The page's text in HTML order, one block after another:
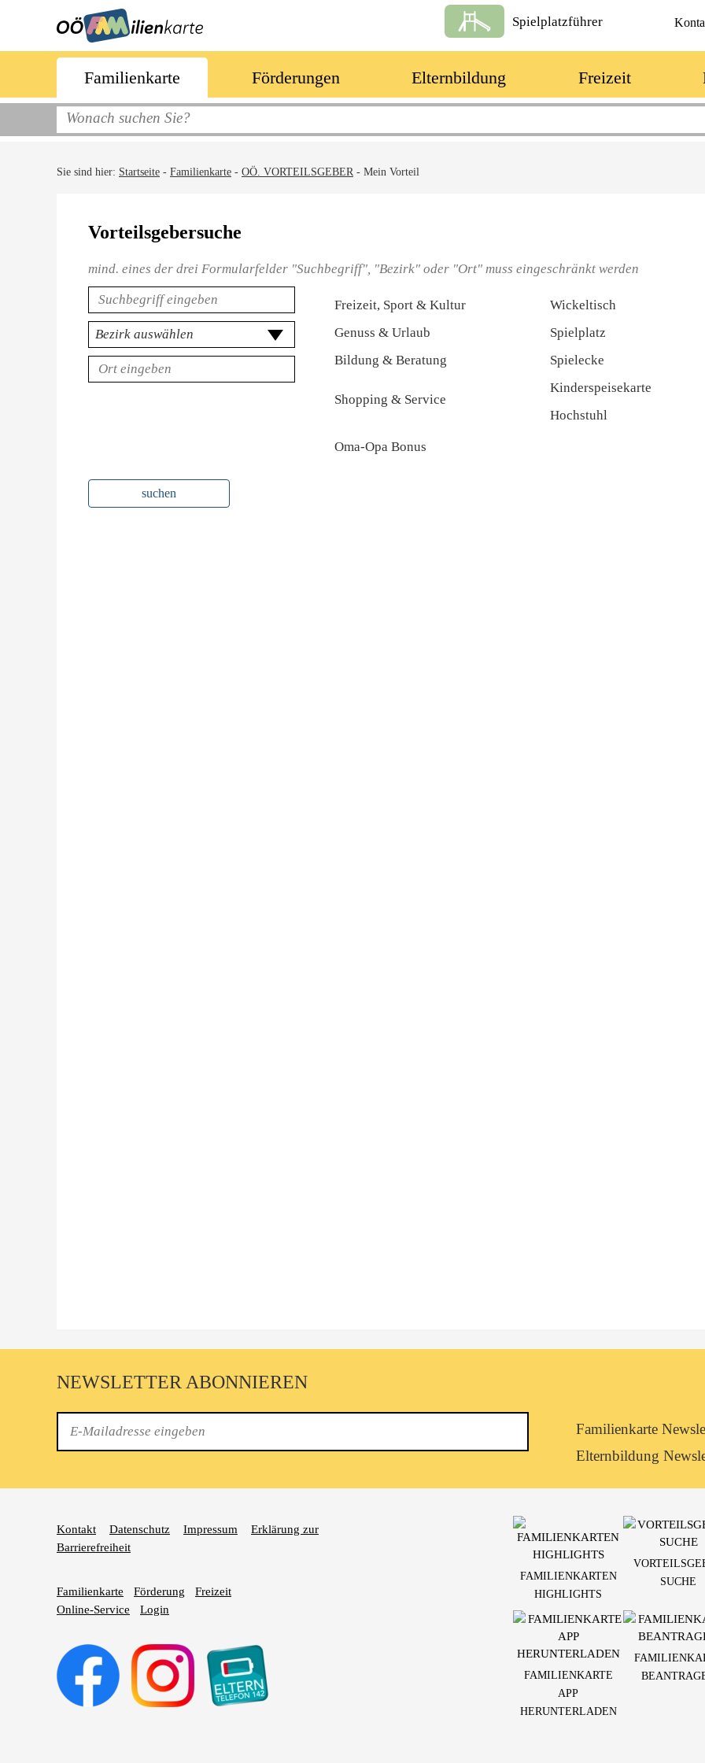
Spielplatzführer
Familienkarte Förderungen Elternbildung Freizeit
Sie sind hier: Startseite - Familienkarte - OÖ. VORTEILSGEBER- Mein Vorteil
Vorteilsgebersuche
mind. eines der drei Formularfelder "Suchbegriff", "Bezirk" oder "Ort" muss eingeschränkt werden
Rubriken
Freizeit, Sport & Kultur
Genuss & Urlaub
Bildung & Beratung
Shopping & Service
Oma-Opa Bonus
Ausstattung
Wickeltisch
Spielplatz
Spielecke
Kinderspeisekarte
Hochstuhl
NEWSLETTER ABONNIEREN
Mail
Newsletterkategorie
abonnieren
Familienkarte
Elternbildung
Kontakt Datenschutz Impressum
Erklärung zur
Barrierefreiheit
Familienkarte Förderung
Freizeit
Online-Service
Login
FAMILIENKARTEN
HIGHLIGHTS
SUCHE
FAMILIENKARTE
APP
HERUNTERLADEN